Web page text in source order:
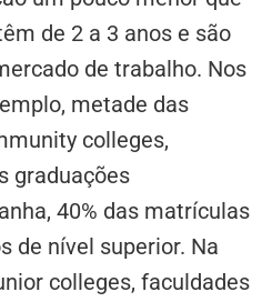
de 2 a 3 anos e são
de trabalho. Nos
metade das
colleges,
graduações
40% das matrículas
de nível superior. Na
colleges, faculdades